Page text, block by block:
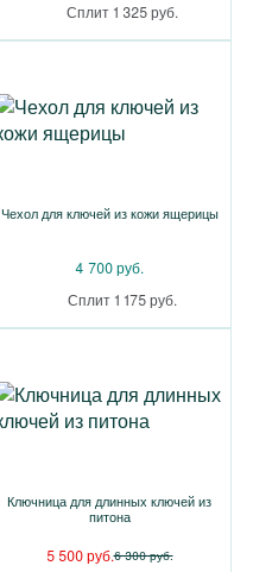
Сплит 1 325 руб.
Чехол для ключей из кожи ящерицы
4 700 руб.
Сплит 1 175 руб.
Ключница для длинных ключей из
питона
5 500 руб.6 300 руб.